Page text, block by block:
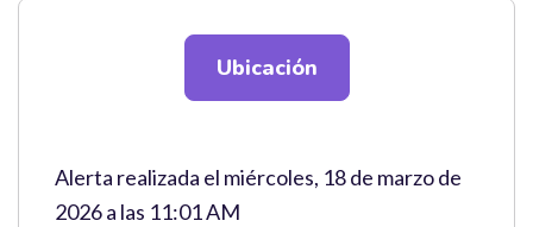
Ubicación
Alerta realizada el miércoles, 18 de marzo de
2026 a las 11:01 AM